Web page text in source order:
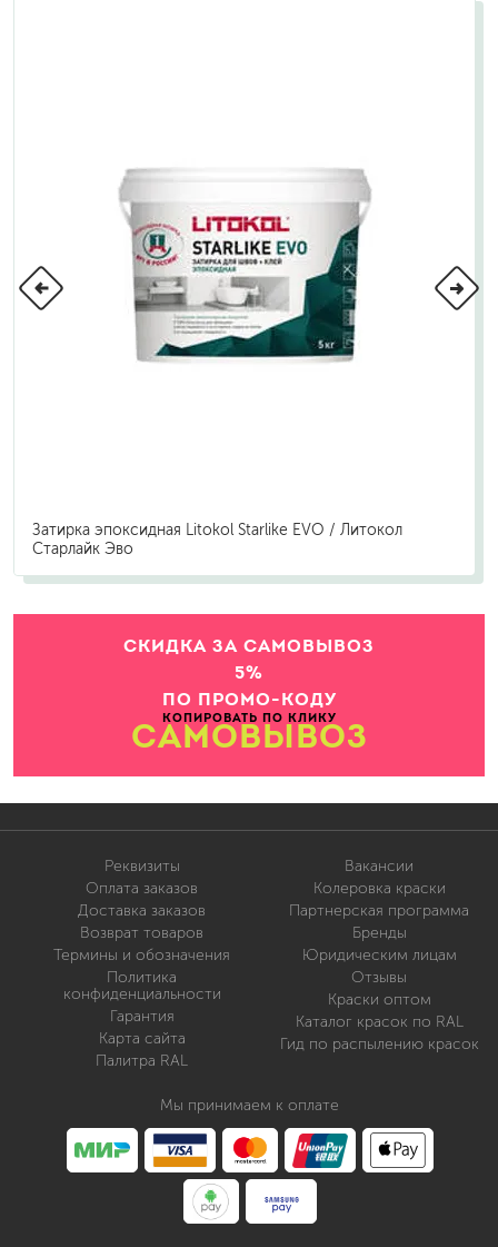
Затирка эпоксидная Litokol Starlike EVO / Литокол
Старлайк Эво
СКИДКА ЗА САМОВЫВОЗ
5%
ПО ПРОМО-КОДУ
КОПИРОВАТЬ ПО КЛИКУ
САМОВЫВОЗ
Реквизиты
Оплата заказов
Доставка заказов
Возврат товаров
Термины и обозначения
Политика
конфиденциальности
Гарантия
Карта сайта
Палитра RAL
Вакансии
Колеровка краски
Партнерская программа
Бренды
Юридическим лицам
Отзывы
Краски оптом
Каталог красок по RAL
Гид по распылению красок
Мы принимаем к оплате